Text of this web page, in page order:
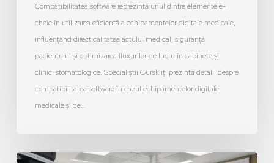
Compatibilitatea software reprezintă unul dintre elementele-
cheie în utilizarea eficientă a echipamentelor digitale medicale,
influențând direct calitatea actului medical, siguranța
pacientului și optimizarea fluxurilor de lucru în cabinete și
clinici stomatologice. Specialiștii Gursk îți prezintă detalii despre
compatibilitatea software în cazul echipamentelor digitale
medicale și de…